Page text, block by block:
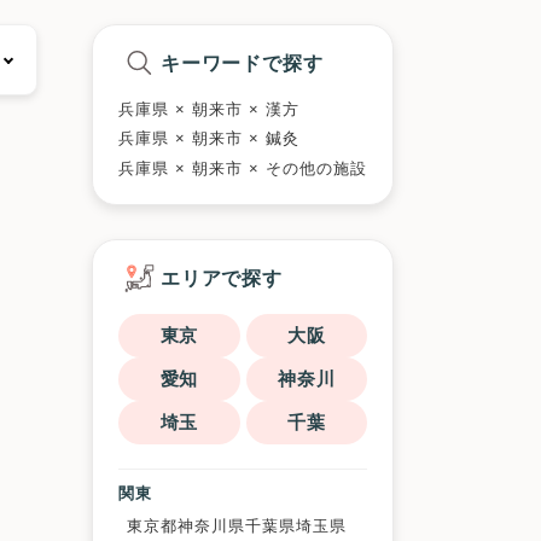
キーワードで探す
兵庫県 × 朝来市 × 漢方
兵庫県 × 朝来市 × 鍼灸
兵庫県 × 朝来市 × その他の施設
エリアで探す
東京 大阪
愛知 神奈川
埼玉 千葉
関東
東京都神奈川県千葉県埼玉県